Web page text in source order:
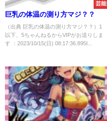
芸能
巨乳の体温の測り方マジ？？
（出典 巨乳の体温の測り方マジ？？）1
以下、5ちゃんねるからVIPがお送りしま
す ：2023/10/15(日) 08:17:36.895I...